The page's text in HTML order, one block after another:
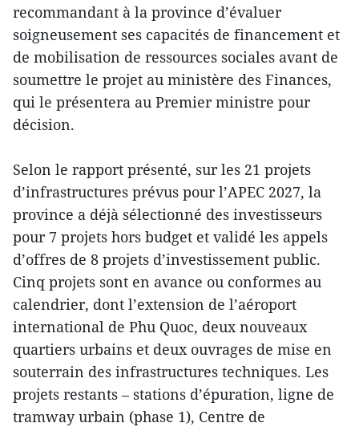
recommandant à la province d’évaluer
soigneusement ses capacités de financement et
de mobilisation de ressources sociales avant de
soumettre le projet au ministère des Finances,
qui le présentera au Premier ministre pour
décision.
Selon le rapport présenté, sur les 21 projets
d’infrastructures prévus pour l’APEC 2027, la
province a déjà sélectionné des investisseurs
pour 7 projets hors budget et validé les appels
d’offres de 8 projets d’investissement public.
Cinq projets sont en avance ou conformes au
calendrier, dont l’extension de l’aéroport
international de Phu Quoc, deux nouveaux
quartiers urbains et deux ouvrages de mise en
souterrain des infrastructures techniques. Les
projets restants – stations d’épuration, ligne de
tramway urbain (phase 1), Centre de